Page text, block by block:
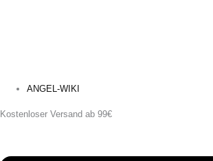
ANGEL-WIKI
Kostenloser Versand ab 99€